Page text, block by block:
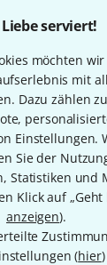
serviert!
möchten
mit
Dazu zählen
Einstellungen.
Sie der
Statistiken und
Klick auf „Geht
anzeigen).
(hier
was Sie
Hilfe &